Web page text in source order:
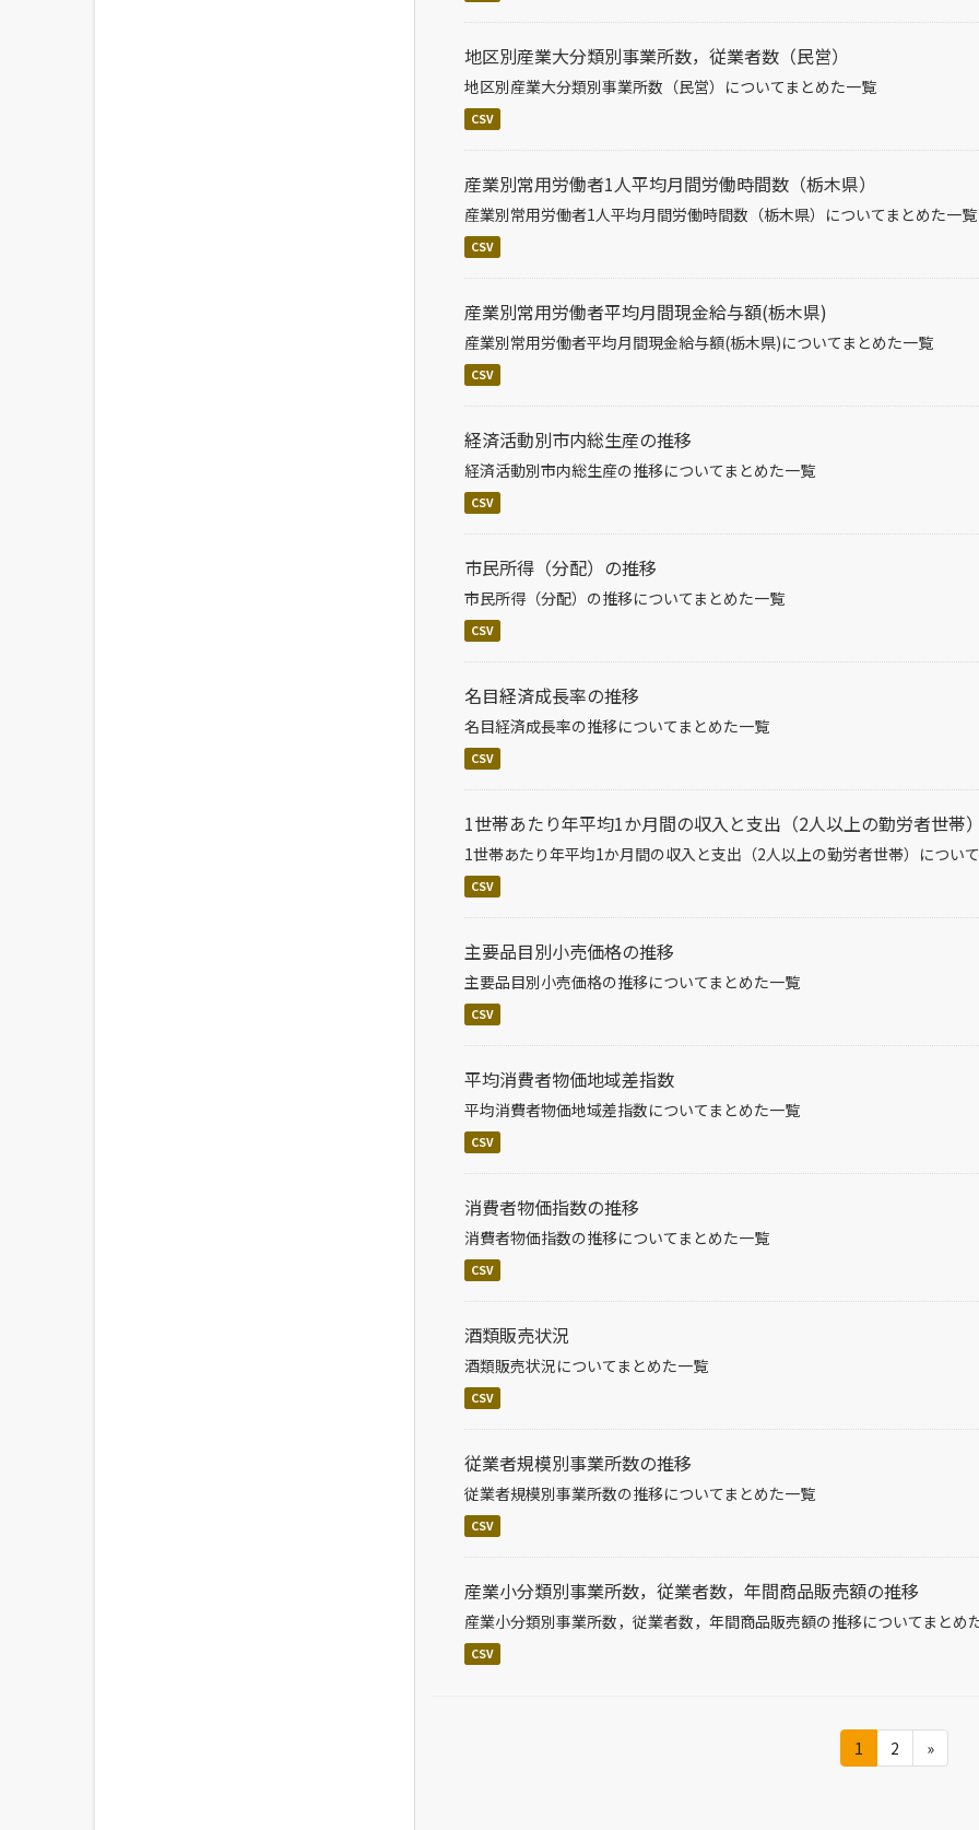
地区別産業大分類別事業所数，従業者数（民営）
地区別産業大分類別事業所数（民営）についてまとめた一覧
CSV
産業別常用労働者1人平均月間労働時間数（栃木県）
産業別常用労働者1人平均月間労働時間数（栃木県）についてまとめた一覧
CSV
産業別常用労働者平均月間現金給与額(栃木県)
産業別常用労働者平均月間現金給与額(栃木県)についてまとめた一覧
CSV
経済活動別市内総生産の推移
経済活動別市内総生産の推移についてまとめた一覧
CSV
市民所得（分配）の推移
市民所得（分配）の推移についてまとめた一覧
CSV
名目経済成長率の推移
名目経済成長率の推移についてまとめた一覧
CSV
1世帯あたり年平均1か月間の収入と支出（2人以上の勤労者世帯
1世帯あたり年平均1か月間の収入と支出（2人以上の勤労者世帯）につい
CSV
主要品目別小売価格の推移
主要品目別小売価格の推移についてまとめた一覧
CSV
平均消費者物価地域差指数
平均消費者物価地域差指数についてまとめた一覧
CSV
消費者物価指数の推移
消費者物価指数の推移についてまとめた一覧
CSV
酒類販売状況
酒類販売状況についてまとめた一覧
CSV
従業者規模別事業所数の推移
従業者規模別事業所数の推移についてまとめた一覧
CSV
産業小分類別事業所数，従業者数，年間商品販売額の推移
産業小分類別事業所数，従業者数，年間商品販売額の推移についてまとめ
CSV
1 2 »